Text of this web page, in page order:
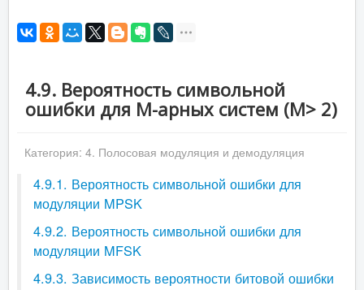
4.9. Вероятность символьной
ошибки для M-арных систем (М> 2)
Категория: 4. Полосовая модуляция и демодуляция
4.9.1. Вероятность символьной ошибки для
модуляции MPSK
4.9.2. Вероятность символьной ошибки для
модуляции MFSK
4.9.3. Зависимость вероятности битовой ошибки